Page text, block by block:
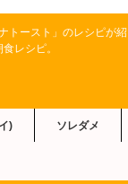
トースト」のレシピが紹
レシピ。
) ソレダメ